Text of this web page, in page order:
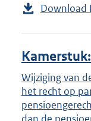
Download
Wijziging van
het recht op